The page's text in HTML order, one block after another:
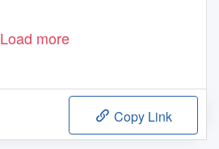
Load more
Copy Link